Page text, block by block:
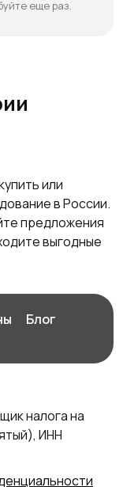
еще раз.
или
в России.
предложения
выгодные
Блог
налога на
ИНН